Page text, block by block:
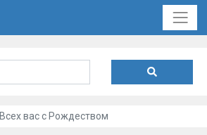
Всех вас с Рождеством